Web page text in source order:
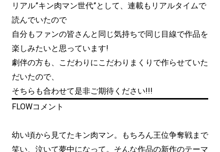
リアル”キン肉マン世代”として、連載もリアルタイムで
読んでいたので
自分もファンの皆さんと同じ気持ちで同じ目線で作品を
楽しみたいと思っています!
劇伴の方も、こだわりにこだわりまくりで作らせていた
だいたので、
そちらも合わせて是非ご期待ください!!!
FLOWコメント
幼い頃から見てたキン肉マン。もちろん王位争奪戦まで
笑い、泣いて夢中になって。そんな作品の新作のテーマ